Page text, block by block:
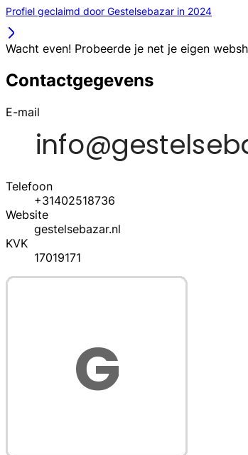
Profiel geclaimd door Gestelsebazar in 2024
Wacht even! Probeerde je net je eigen
Contactgegevens
E-mail
Telefoon
+31402518736
Website
gestelsebazar.nl
KVK
17019171